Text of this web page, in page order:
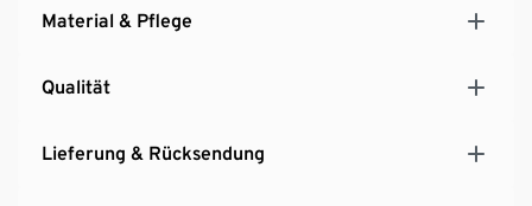
Material & Pflege
Qualität
Lieferung & Rücksendung